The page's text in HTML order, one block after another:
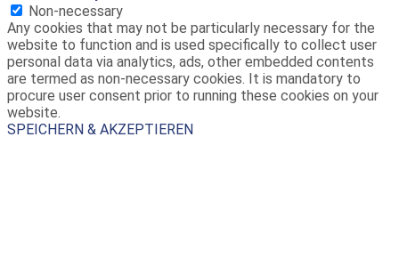
Non-necessary
Any cookies that may not be particularly necessary for the
website to function and is used specifically to collect user
personal data via analytics, ads, other embedded contents
are termed as non-necessary cookies. It is mandatory to
procure user consent prior to running these cookies on your
website.
SPEICHERN & AKZEPTIEREN